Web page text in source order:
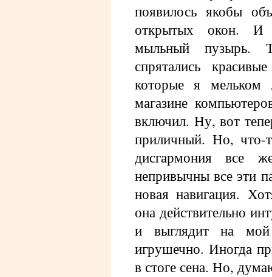
появилось якобы
открытых окон. И
мыльный пузырь.
спрятались
которые я мельком
магазине
включил. Ну, вот
приличный. Но, что-
дисгармония все
непривычны все эти
новая навигация.
она действительно
и выглядит на мой
игрушечно. Иногда
в стоге сена. Но,